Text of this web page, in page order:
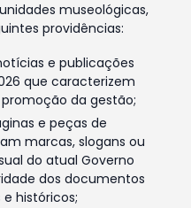
museológicas,
providências:
e publicações
que caracterizem
da gestão;
e peças de
marcas, slogans ou
do atual Governo
dos documentos
históricos;